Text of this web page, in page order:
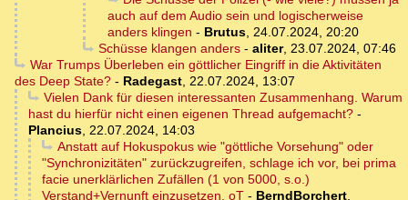
auch auf dem Audio sein und logischerweise
anders klingen - Brutus, 24.07.2024, 20:20
Schüsse klangen anders- aliter, 23.07.2024, 07:46
War Trumps Überleben ein göttlicher Eingriff in die Aktivitäten
des Deep State? - Radegast, 22.07.2024, 13:07
Vielen Dank für diesen interessanten Zusammenhang. Warum
hast du hierfür nicht einen eigenen Thread aufgemacht? -
Plancius, 22.07.2024, 14:03
Anstatt auf Hokuspokus wie "göttliche Vorsehung" oder
"Synchronizitäten" zurückzugreifen, schlage ich vor, bei prima
facie unerklärlichen Zufällen (1 von 5000, s.o.)
Verstand+Vernunft einzusetzen. oT - BerndBorchert,